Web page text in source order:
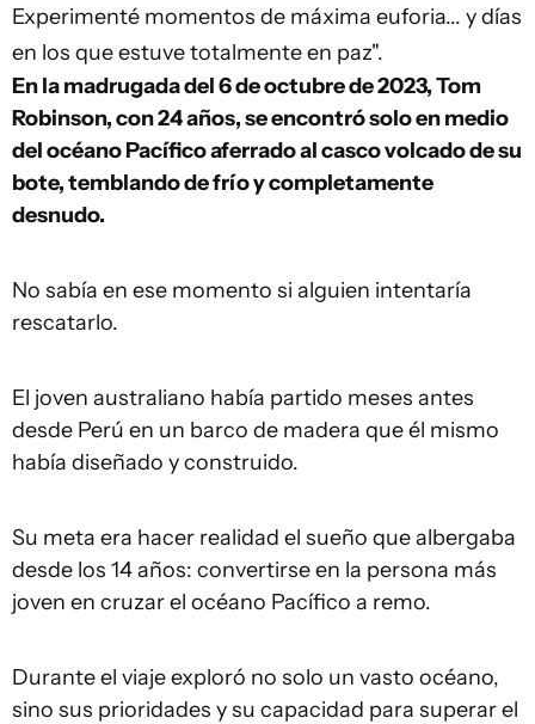
Experimenté momentos de máxima euforia... y días
en los que estuve totalmente en paz".
En la madrugada del 6 de octubre de 2023, Tom
Robinson, con 24 años, se encontró solo en medio
del océano Pacífico aferrado al casco volcado de su
bote, temblando de frío y completamente
desnudo.
No sabía en ese momento si alguien intentaría
rescatarlo.
El joven australiano había partido meses antes
desde Perú en un barco de madera que él mismo
había diseñado y construido.
Su meta era hacer realidad el sueño que albergaba
desde los 14 años: convertirse en la persona más
joven en cruzar el océano Pacífico a remo.
Durante el viaje exploró no solo un vasto océano,
sino sus prioridades y su capacidad para superar el